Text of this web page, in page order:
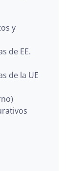
y
de EE.
de la UE